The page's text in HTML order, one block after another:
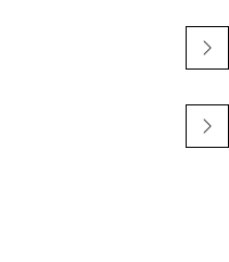
ん
作成することができます。
属ねじ形成に
じを作ることができるもの